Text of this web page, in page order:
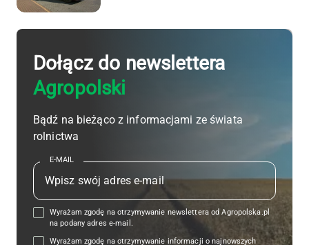
Dołącz do newslettera
Agropolski
Bądź na bieżąco z informacjami ze świata
rolnictwa
E-MAIL
Wyrażam zgodę na otrzymywanie newslettera od Agropolska.pl
na podany adres e-mail.
Wyrażam zgodę na otrzymywanie informacji o najnowszych